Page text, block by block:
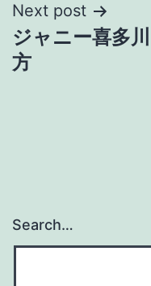
Next post
ジャニー喜多
方
Search…